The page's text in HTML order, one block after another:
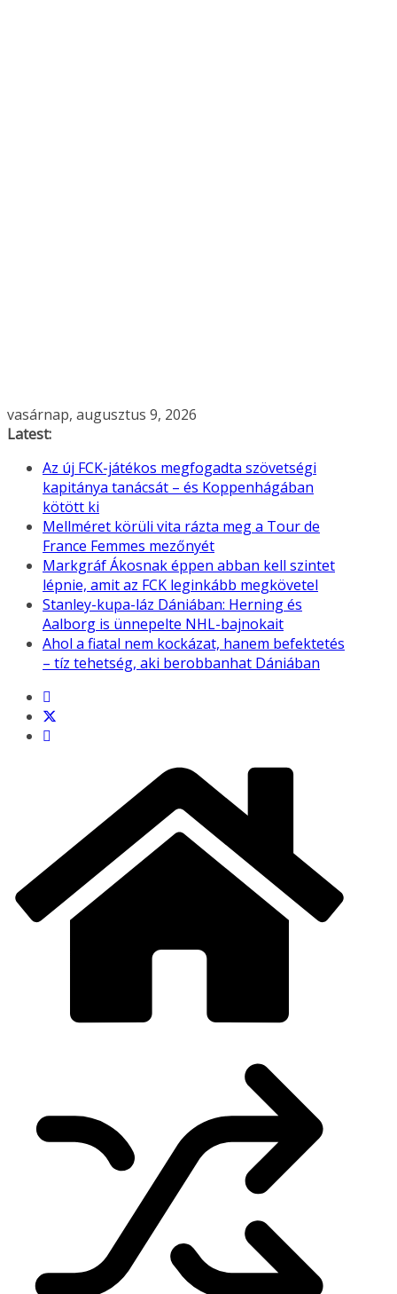
Skip
to
vasárnap, augusztus 9, 2026
Latest:
Az új FCK-játékos megfogadta szövetségi
kapitánya tanácsát – és Koppenhágában
kötött ki
Mellméret körüli vita rázta meg a Tour de
France Femmes mezőnyét
Markgráf Ákosnak éppen abban kell szintet
lépnie, amit az FCK leginkább megkövetel
Stanley-kupa-láz Dániában: Herning és
Aalborg is ünnepelte NHL-bajnokait
Ahol a fiatal nem kockázat, hanem befektetés
– tíz tehetség, aki berobbanhat Dániában